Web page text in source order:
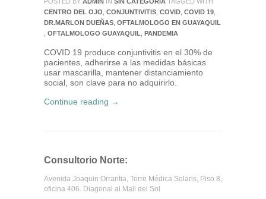
CENTRO DEL OJO CONJUNTIVITIS COVID COVID 19
DR.MARLON DUEÑAS OFTALMOLOGO EN GUAYAQUIL
OFTALMOLOGO GUAYAQUIL PANDEMIA
COVID 19 produce conjuntivitis en el 30% de
pacientes, adherirse a las medidas básicas
usar mascarilla, mantener distanciamiento
social, son clave para no adquirirlo.
Continue reading →
Consultorio Norte:
Avenida Joaquin Orrantia, Torre Médica Solaris, Piso 8,
oficina 406. Diagonal al Mall del Sol